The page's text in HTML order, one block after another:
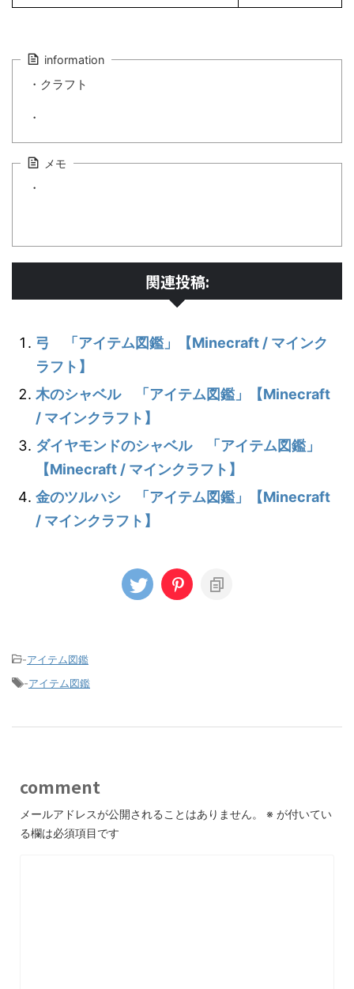
information
・クラフト
・
メモ
・
関連投稿:
弓 「アイテム図鑑」【Minecraft / マインク
ラフト】
木のシャベル 「アイテム図鑑」【Minecraft
/ マインクラフト】
ダイヤモンドのシャベル 「アイテム図鑑」
【Minecraft / マインクラフト】
金のツルハシ 「アイテム図鑑」【Minecraft
/ マインクラフト】
-アイテム図鑑
-アイテム図鑑
comment
メールアドレスが公開されることはありません。 ※ が付いてい
る欄は必須項目です